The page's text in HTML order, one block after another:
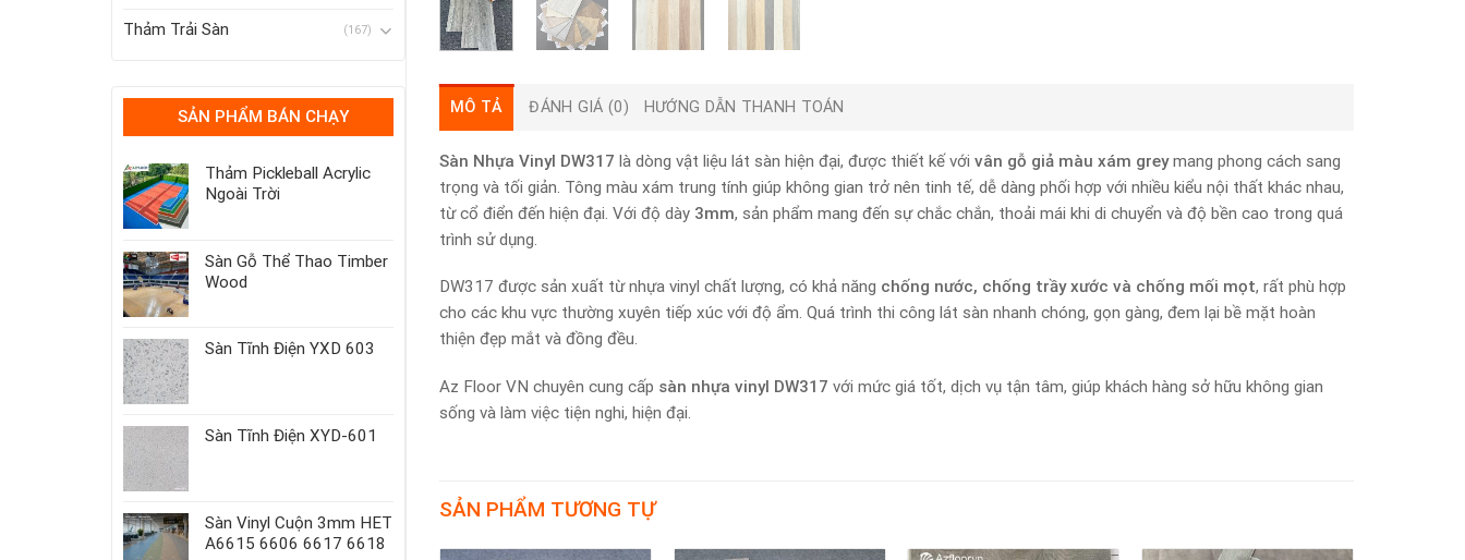
Thảm Trải Sàn (167)
SẢN PHẨM BÁN CHẠY
Thảm Pickleball Acrylic
Ngoài Trời
Sàn Gỗ Thể Thao Timber
Wood
Sàn Tĩnh Điện YXD 603
Sàn Tĩnh Điện XYD-601
Sàn Vinyl Cuộn 3mm HET
A6615 6606 6617 6618
MÔ TẢ ĐÁNH GIÁ (0) HƯỚNG DẪN THANH TOÁN
Sàn Nhựa Vinyl DW317 là dòng vật liệu lát sàn hiện đại, được thiết kế với vân gỗ giả màu xám greymang phong cách sang
trọng và tối giản. Tông màu xám trung tính giúp không gian trở nên tinh tế, dễ dàng phối hợp với nhiều kiểu nội thất khác nhau,
từ cổ điển đến hiện đại. Với độ dày 3mm, sản phẩm mang đến sự chắc chắn, thoải mái khi di chuyển và độ bền cao trong quá
trình sử dụng.
DW317 được sản xuất từ nhựa vinyl chất lượng, có khả năng chống nước, chống trầy xước và chống mối mọt, rất phù hợp
cho các khu vực thường xuyên tiếp xúc với độ ẩm. Quá trình thi công lát sàn nhanh chóng, gọn gàng, đem lại bề mặt hoàn
thiện đẹp mắt và đồng đều.
Az Floor VN chuyên cung cấp sàn nhựa vinyl DW317 với mức giá tốt, dịch vụ tận tâm, giúp khách hàng sở hữu không gian
sống và làm việc tiện nghi, hiện đại.
SẢN PHẨM TƯƠNG TỰ